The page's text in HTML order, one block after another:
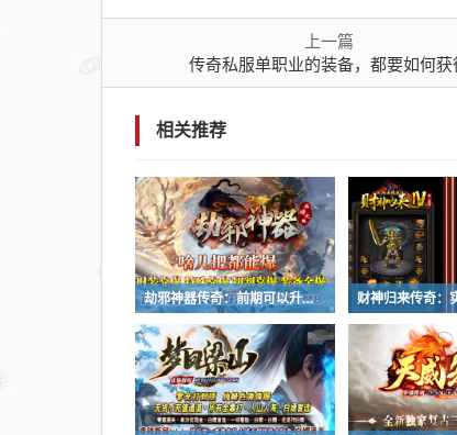
上一篇
传奇私服单职业的装备，都要如何获
相关推荐
劫邪神器传奇：前期可以升级修仙羽翼吗？